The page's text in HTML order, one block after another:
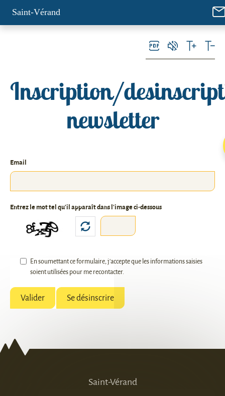
Saint-Vérand
Inscription/
newsletter
Email
Entrez le mot tel qu'il apparaît dans l'image ci-dessous
En soumettant ce formulaire, j'accepte que les informations saisies
soient utilisées pour me recontacter.
Saint-Vérand